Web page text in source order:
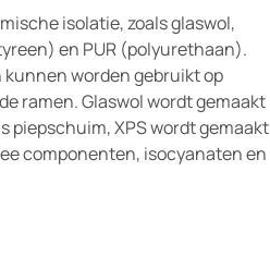
isolatie, zoals glaswol,
en PUR (polyurethaan).
worden gebruikt op
ramen. Glaswol wordt gemaakt
piepschuim, XPS wordt gemaakt
componenten, isocyanaten en